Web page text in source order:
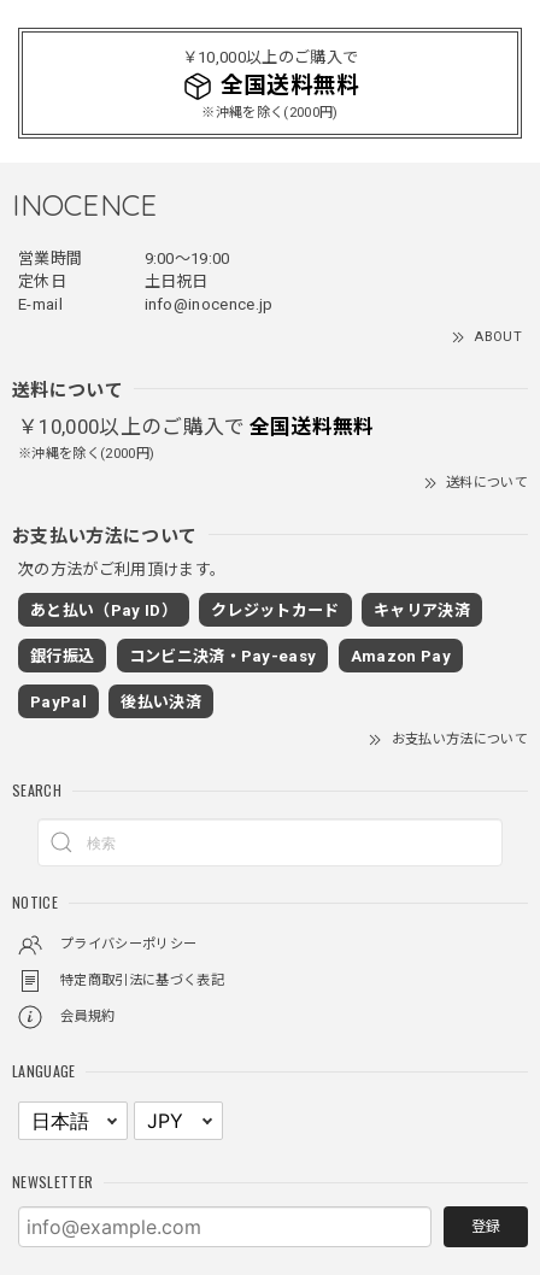
￥10,000以上のご購入で
全国送料無料
※沖縄を除く(2000円)
レッドめちゃくちゃカッコイイし可愛いです！こういうのっ
てあまり他のお店で売ってないようなデザインだと思うので
買って良かったです！！ただ写真の通り袖の方が明らかに長
いです！当方160cm女性、Lサイズで袖はかなり余る感じで
ブラック/L
2025/12/24
とっても暖かいです！首元はフードもあるので全部閉めると
クにチャックが気になりますが可愛いのでOKです！！笑
PUレザーショルダーバッグ / PU Leather Shoulder Bag
グレー/M
2025/11/28
着心地もいいしカジュアル味が出ていい
リティ
る。特に腕周りがいい感じ。
NCLLW ホイッスルネックレス / NCLLW Whistle Necklace
2025/11/28
INOCENCE
営業時間
9:00〜19:00
定休日
土日祝日
E-mail
info@inocence.jp
ABOUT
送料について
￥10,000以上のご購入で 全国送料無料
※沖縄を除く(2000円)
送料について
お支払い方法について
次の方法がご利用頂けます。
あと払い（Pay ID） クレジットカード キャリア決済
銀行振込 コンビニ決済・Pay-easy Amazon Pay
PayPal 後払い決済
お支払い方法について
SEARCH
NOTICE
プライバシーポリシー
特定商取引法に基づく表記
会員規約
LANGUAGE
NEWSLETTER
登録